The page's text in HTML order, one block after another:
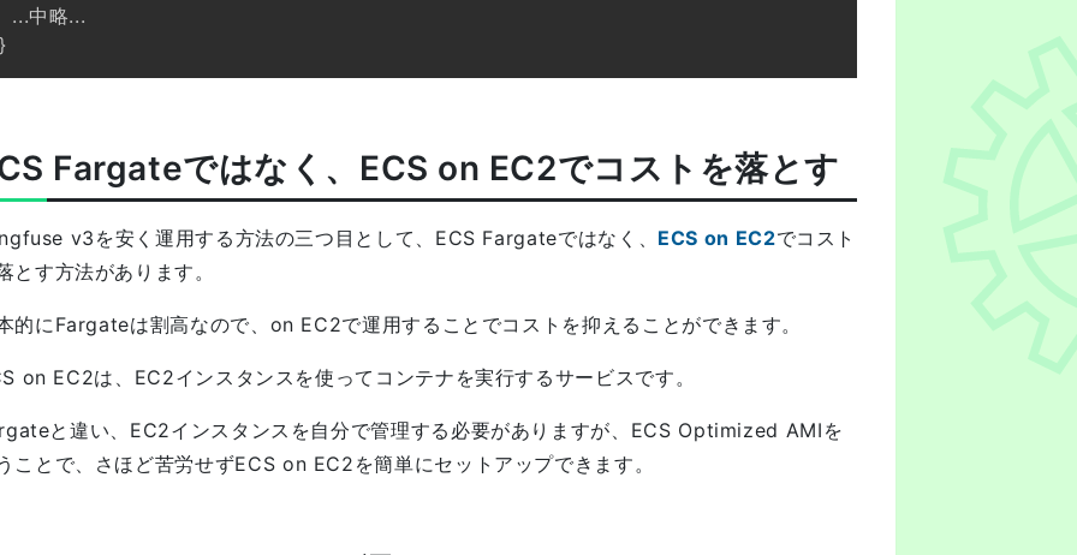
}
Fargateではなく、ECS on EC2でコストを落とす
v3を安く運用する方法の三つ目として、ECS Fargateではなく、 ECS on EC2でコスト
とす方法があります。
的にFargateは割高なので、on EC2で運用することでコストを抑えることができます。
on EC2は、EC2インスタンスを使ってコンテナを実行するサービスです。
と違い、EC2インスタンスを自分で管理する必要がありますが、ECS Optimized AMIを
ことで、さほど苦労せずECS on EC2を簡単にセットアップできます。